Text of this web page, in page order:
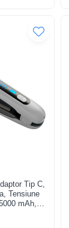
Tip C,
Tensiune
mAh,